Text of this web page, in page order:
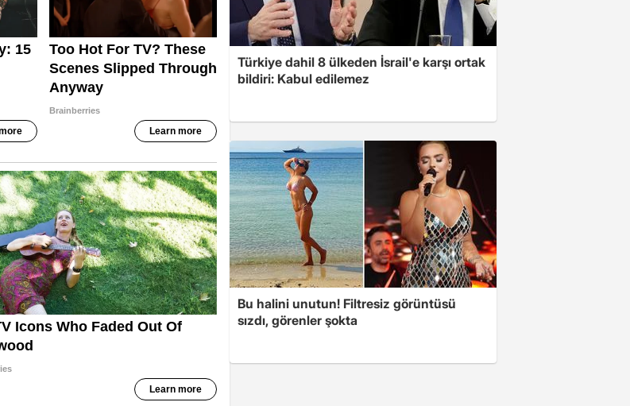
Türkiye dahil 8 ülkeden İsrail'e karşı ortak
bildiri: Kabul edilemez
Bu halini unutun! Filtresiz görüntüsü
sızdı, görenler şokta